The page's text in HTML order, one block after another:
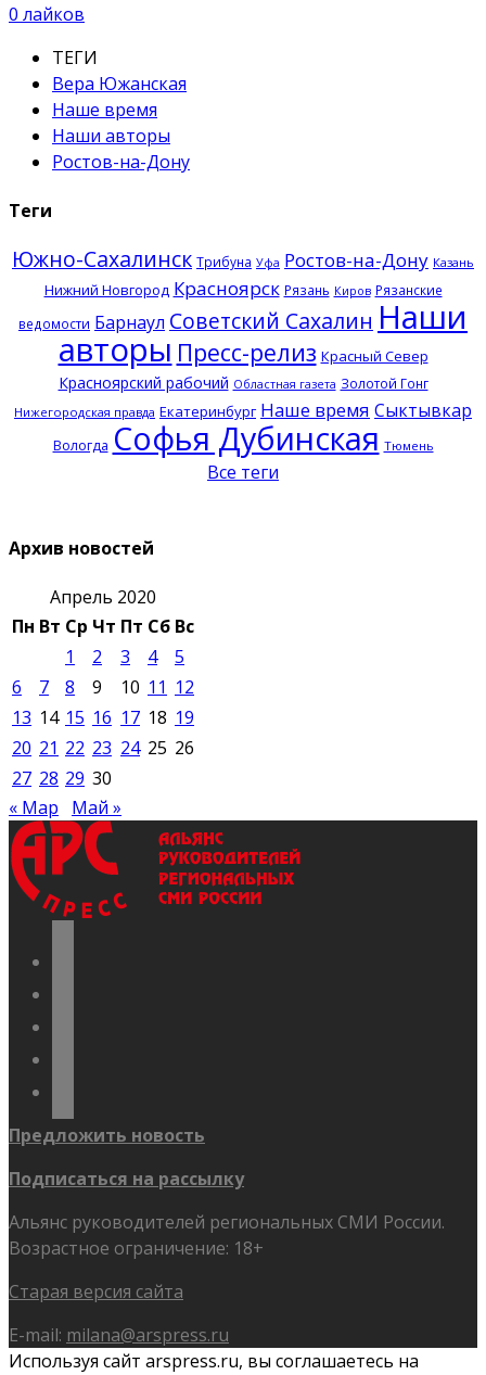
0 лайков
ТЕГИ
Вера Южанская
Наше время
Наши авторы
Ростов-на-Дону
Теги
Южно-Сахалинск Трибуна Уфа Ростов-на-Дону Казань
Нижний Новгород Красноярск Рязань Киров Рязанские
ведомости Барнаул Советский Сахалин Наши
авторы Пресс-релиз Красный Север
Красноярский рабочий Областная газета Золотой Гонг
Нижегородская правда Екатеринбург Наше время Сыктывкар
Вологда Софья Дубинская Тюмень
Все теги
Архив новостей
Апрель 2020
Пн Вт Ср Чт Пт Сб Вс
1
2 3 4
5
6
7 8 9 10 11 12
13 14 15 16 17 18 19
20 21 22 23 24 25 26
27 28 29 30
« Мар
Май »
Предложить новость
Подписаться на рассылку
Альянс руководителей региональных СМИ России.
Возрастное ограничение: 18+
Старая версия сайта
E-mail: milana@arspress.ru
Используя сайт arspress.ru, вы соглашаетесь на